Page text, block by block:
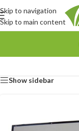
Skip to navigation
Skip to main content
Show sidebar